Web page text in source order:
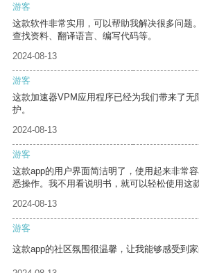
游客
这款软件非常实用，可以帮助我解决很多问题
查找资料、翻译语言、编写代码等。
2024-08-13
游客
这款加速器VPM应用程序已经为我们带来了无
护。
2024-08-13
游客
这款app的用户界面简洁明了，使用起来非常
悉操作。我不用看说明书，就可以轻松使用这款
2024-08-13
游客
这款app的社区氛围很温馨，让我能够感受到家